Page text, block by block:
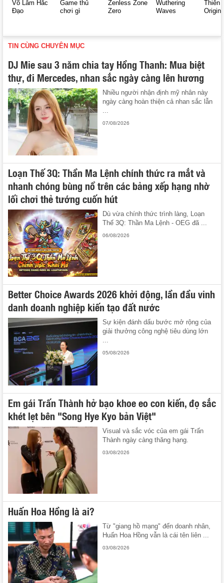
Võ Lâm Hắc
Đạo
Game thủ
chơi gì
Zenless Zone
Zero
Wuthering
Waves
Thiên
Origin
TIN CÙNG CHUYÊN MỤC
DJ Mie sau 3 năm chia tay Hồng Thanh: Mua biệt
thự, đi Mercedes, nhan sắc ngày càng lên hương
Nhiều người nhận định mỹ nhân này
ngày càng hoàn thiện cả nhan sắc lẫn
07/08/2026
Loạn Thế 3Q: Thần Ma Lệnh chính thức ra mắt và
nhanh chóng bùng nổ trên các bảng xếp hạng nhờ
lối chơi thẻ tướng cuốn hút
Dù vừa chính thức trình làng, Loạn
Thế 3Q: Thần Ma Lệnh - OEG đã ...
06/08/2026
Better Choice Awards 2026 khởi động, lần đầu vinh
danh doanh nghiệp kiến tạo đất nước
Sự kiện đánh dấu bước mở rộng của
giải thưởng công nghệ tiêu dùng lớn
...
05/08/2026
Em gái Trấn Thành hở bạo khoe eo con kiến, đọ sắc
khét lẹt bên "Song Hye Kyo bản Việt"
Visual và sắc vóc của em gái Trấn
Thành ngày càng thăng hạng.
03/08/2026
Huấn Hoa Hồng là ai?
Từ "giang hồ mạng" đến doanh nhân,
Huấn Hoa Hồng vẫn là cái tên liên ...
03/08/2026